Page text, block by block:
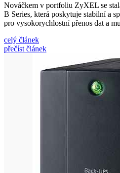
Nováčkem v portfoliu ZyXEL se
B Series, která poskytuje stabilní a
pro vysokorychlostní přenos dat a
celý článek
přečíst článek